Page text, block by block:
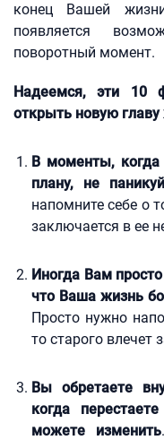
конец Вашей
появляется
поворотный момент.
Надеемся, эти 10
открыть новую
В моменты,
плану, не
напомните себе о
заключается в ее
Иногда Вам
что Ваша жизнь
Просто нужно
то старого влечет
Вы обретаете
когда
можете изменить